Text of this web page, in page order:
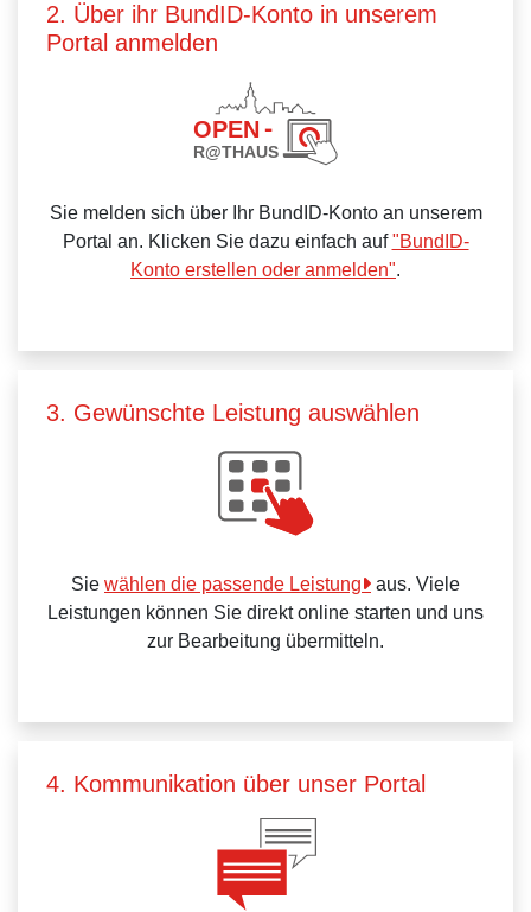
2. Über ihr BundID-Konto in unserem
Portal anmelden
Sie melden sich über Ihr BundID-Konto an unserem
Portal an. Klicken Sie dazu einfach auf"BundID-
Konto erstellen oder anmelden".
3. Gewünschte Leistung auswählen
Sie wählen die passende Leistung
aus. Viele
Leistungen können Sie direkt online starten und uns
zur Bearbeitung übermitteln.
4. Kommunikation über unser Portal